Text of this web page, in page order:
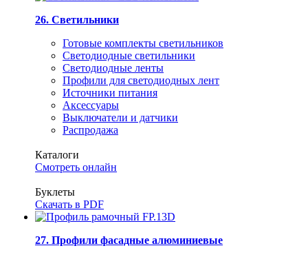
26. Светильники
Готовые комплекты светильников
Светодиодные светильники
Светодиодные ленты
Профили для светодиодных лент
Источники питания
Аксессуары
Выключатели и датчики
Распродажа
Каталоги
Смотреть онлайн
Буклеты
Скачать в PDF
27. Профили фасадные алюминиевые